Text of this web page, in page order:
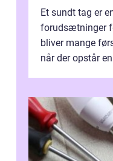
Et sundt tag er
forudsætninger
bliver mange
når der opstår